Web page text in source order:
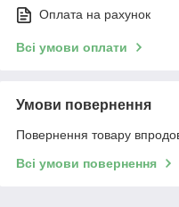
Оплата на рахунок
Всі умови оплати
Умови повернення
Повернення товару
Всі умови повернення